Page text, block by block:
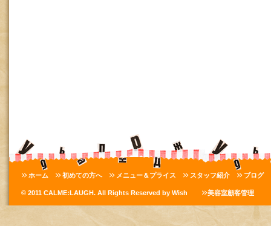
ホーム 初めての方へ メニュー＆プライス スタッフ紹介 ブログ
© 2011 CALME:LAUGH. All Rights Reserved by Wish 美容室顧客管理